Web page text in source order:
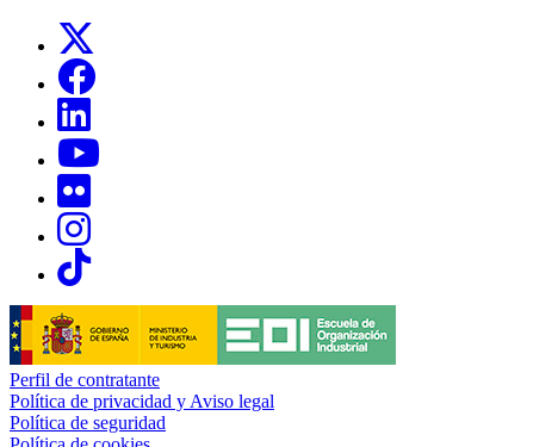
Links, Opens in this window
Links, Opens in this window
Links, Opens in this window
Links, Opens in this window
Links, Opens in this window
Perfil de contratante
Política de privacidad y Aviso legal
Política de seguridad